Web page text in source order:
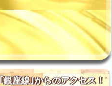
座線｣からのアクセス！